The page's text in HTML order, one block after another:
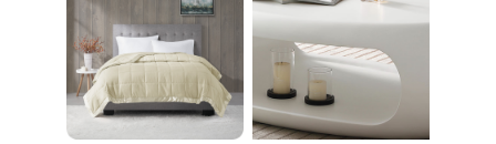
旅行 自宅 WBGHS-0
1-R